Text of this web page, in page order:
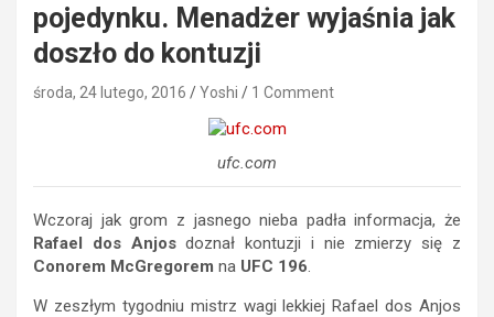
pojedynku. Menadżer wyjaśnia jak
doszło do kontuzji
środa, 24 lutego, 2016 Yoshi 1 Comment
ufc.com
Wczoraj jak grom z jasnego nieba padła informacja, że
Rafael dos Anjosdoznał kontuzji i nie zmierzy się z
Conorem McGregorem na UFC 196.
W zeszłym tygodniu mistrz wagi lekkiej Rafael dos Anjos